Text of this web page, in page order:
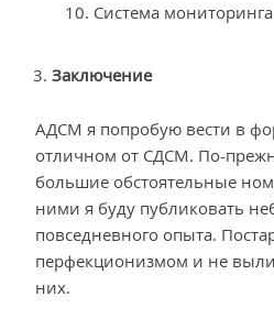
Система мониторинга
Заключение
АДСМ я попробую вести в
отличном от СДСМ. По-
большие обстоятельные
ними я буду публиковать
повседневного опыта.
перфекционизмом и не
них.